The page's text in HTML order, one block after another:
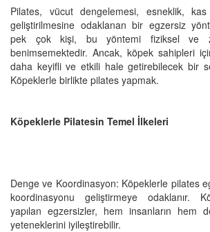
Pilates, vücut dengelemesi, esneklik,
geliştirilmesine odaklanan bir egzersiz
pek çok kişi, bu yöntemi fiziksel ve
benimsemektedir. Ancak, köpek sahipleri
daha keyifli ve etkili hale getirebilecek bir
Köpeklerle birlikte pilates yapmak.
Köpeklerle Pilatesin Temel İlkeleri
Denge ve Koordinasyon: Köpeklerle pilates
koordinasyonu geliştirmeye odaklanır.
yapılan egzersizler, hem insanların hem
yeteneklerini iyileştirebilir.